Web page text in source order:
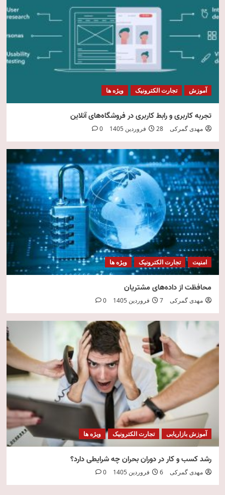
5
امنیت فناوری اطلاعات
آموزش تجارت الکترونیک ویژه ها
تجربه کاربری و رابط کاربری در فروشگاه‌های آنلاین
مهدی گمرکی 28 فروردین 1405 0
امنیت تجارت الکترونیک ویژه ها
محافظت از داده‌های مشتریان
مهدی گمرکی 7 فروردین 1405 0
آموزش بازاریابی تجارت الکترونیک ویژه ها
رشد کسب و کار در دوران بحران چه شرایطی دارد؟
مهدی گمرکی 6 فروردین 1405 0